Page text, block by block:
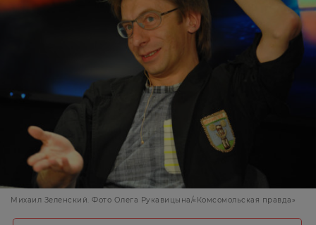
Михаил Зеленский. Фото Олега Рукавицына/«Комсомольская правда»